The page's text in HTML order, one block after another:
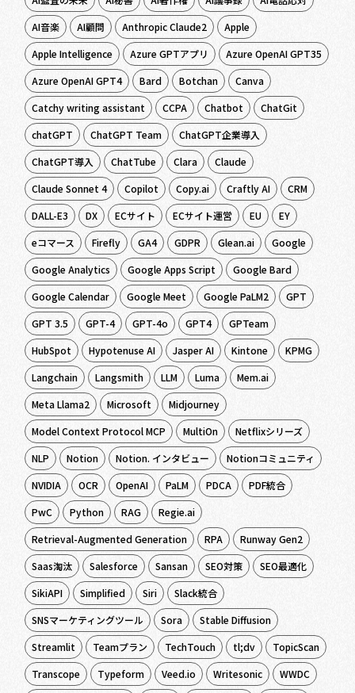
AI音楽
AI顧問 Anthropic Claude2
Apple
Apple Intelligence
Azure GPTアプリ
Azure OpenAI GPT35
Azure OpenAI GPT4
Bard Botchan
Canva
Catchy writing assistant
CCPA Chatbot
ChatGit
chatGPT
ChatGPT Team
ChatGPT企業導入
ChatGPT導入
ChatTube Clara
Claude
Claude Sonnet 4
Copilot Copy.ai Craftly AI
CRM
DALL-E3
DX ECサイト ECサイト運営 EU
EY
eコマース
Firefly GA4 GDPR Glean.ai
Google
Google Analytics
Google Apps Script
Google Bard
Google Calendar
Google Meet Google PaLM2
GPT
GPT 3.5
GPT-4 GPT-4o GPT4
GPTeam
HubSpot
Hypotenuse AI Jasper AI Kintone
KPMG
Langchain
Langsmith LLM Luma
Mem.ai
Meta Llama2
Microsoft
Midjourney
Model Context Protocol MCP
MultiOn
Netflixシリーズ
NLP
Notion Notion. インタビュー
Notionコミュニティ
NVIDIA
OCR OpenAI PaLM PDCA
PDF統合
PwC
Python RAG
Regie.ai
Retrieval-Augmented Generation
RPA
Runway Gen2
Saas淘汰
Salesforce Sansan SEO対策
SEO最適化
SikiAPI
Simplified Siri
Slack統合
SNSマーケティングツール
Sora
Stable Diffusion
Streamlit
Teamプラン TechTouch tl;dv
TopicScan
Transcope
Typeform Veed.io Writesonic
WWDC